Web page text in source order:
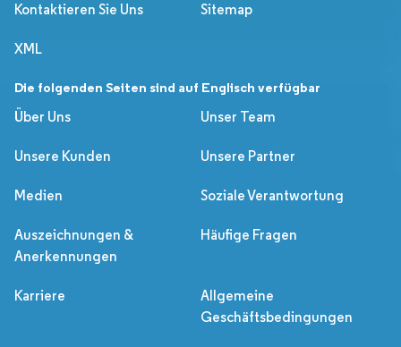
Kontaktieren Sie Uns Sitemap
XML
Die folgenden Seiten sind auf Englisch verfügbar
Über Uns
Unser Team
Unsere Kunden Unsere Partner
Medien Soziale Verantwortung
Auszeichnungen &
Anerkennungen
Häufige Fragen
Karriere
Allgemeine
Geschäftsbedingungen